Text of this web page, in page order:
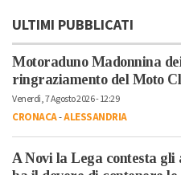
ULTIMI PUBBLICATI
Motoraduno Madonnina
ringraziamento del Moto
Venerdì, 7 Agosto 2026 - 12:29
CRONACA-ALESSANDRIA
A Novi la Lega contesta